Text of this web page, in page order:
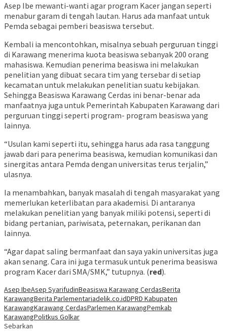
Asep Ibe mewanti-wanti agar program Kacer jangan seperti
menabur garam di tengah lautan. Harus ada manfaat untuk
Pemda sebagai pemberi beasiswa tersebut.
Kembali ia mencontohkan, misalnya sebuah perguruan tinggi
di Karawang menerima kuota beasiswa sebanyak 200 orang
mahasiswa. Kemudian penerima beasiswa ini melakukan
penelitian yang dibuat secara tim yang tersebar di setiap
kecamatan untuk melakukan penelitian suatu kebijakan.
Sehingga Beasiswa Karawang Cerdas ini benar-benar ada
manfaatnya juga untuk Pemerintah Kabupaten Karawang dari
perguruan tinggi seperti program- program beasiswa yang
lainnya.
“Usulan kami seperti itu, sehingga harus ada rasa tanggung
jawab dari para penerima beasiswa, kemudian komunikasi dan
sinergitas antara Pemda dengan universitas terus terjalin,”
ulasnya.
Ia menambahkan, banyak masalah di tengah masyarakat yang
memerlukan keterlibatan para akademisi. Di antaranya
melakukan penelitian yang banyak miliki potensi, seperti di
bidang pertanian, pariwisata, peternakan, perikanan dan
lainnya.
“Agar dapat saling bermanfaat dan saya yakin universitas juga
akan senang. Cara ini juga termasuk untuk penerima beasiswa
program Kacer dari SMA/SMK,” tutupnya. (red).
Asep IbeAsep SyarifudinBeasiswa Karawang CerdasBerita
KarawangBerita Parlementariadelik.co.idDPRD Kabupaten
KarawangKarawang CerdasParlemen KarawangPemkab
KarawangPolitkus Golkar
Sebarkan